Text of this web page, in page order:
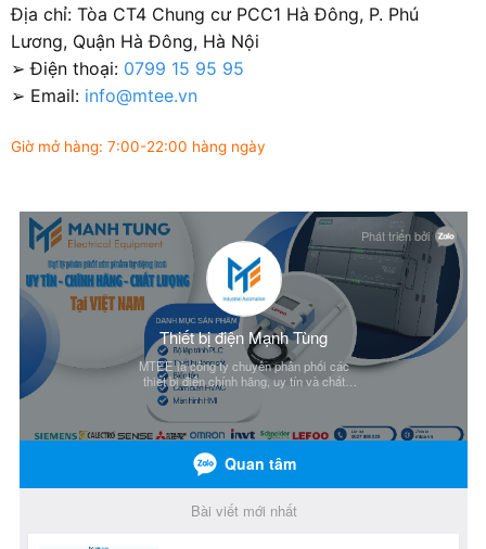
Địa chỉ: Tòa CT4 Chung cư PCC1 Hà Đông, P. Phú
Lương, Quận Hà Đông, Hà Nội
➢ Điện thoại: 0799 15 95 95
➢ Email: info@mtee.vn
Giờ mở hàng: 7:00-22:00 hàng ngày